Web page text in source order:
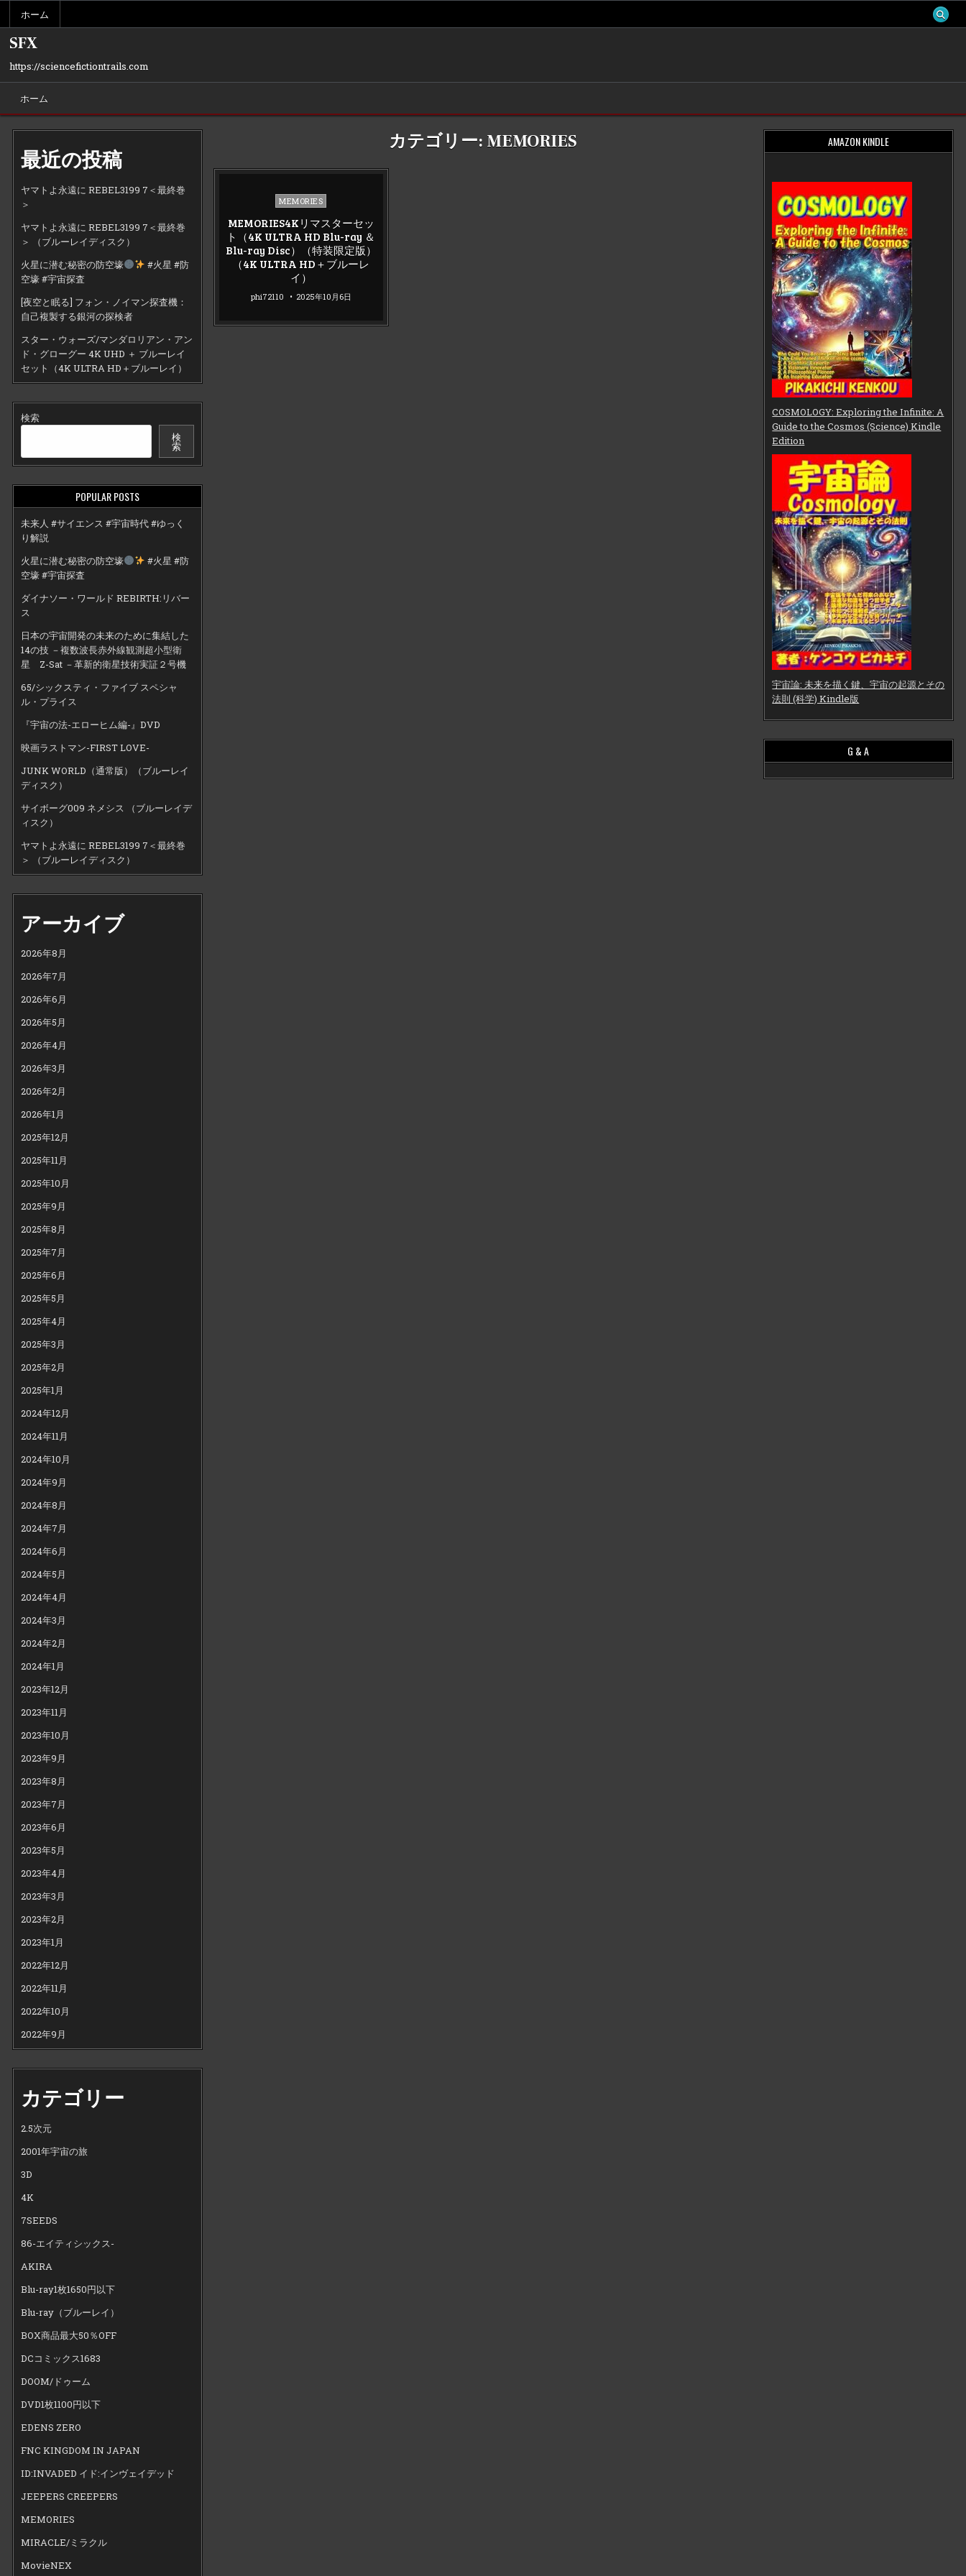
content
ホーム
SFX
https://sciencefictiontrails.com
ホーム
最近の投稿
ヤマトよ永遠に REBEL3199 7＜最終巻
＞
ヤマトよ永遠に REBEL3199 7＜最終巻
＞ （ブルーレイディスク）
火星に潜む秘密の防空壕
#火星 #防
空壕 #宇宙探査
[夜空と眠る] フォン・ノイマン探査機：
自己複製する銀河の探検者
スター・ウォーズ/マンダロリアン・アン
ド・グローグー 4K UHD ＋ ブルーレイ
セット（4K ULTRA HD＋ブルーレイ）
検索
検
索
POPULAR POSTS
未来人 #サイエンス #宇宙時代 #ゆっく
り解説
火星に潜む秘密の防空壕
#火星 #防
空壕 #宇宙探査
ダイナソー・ワールド REBIRTH:リバー
ス
日本の宇宙開発の未来のために集結した
14の技 －複数波長赤外線観測超小型衛
星 Z-Sat －革新的衛星技術実証２号機
65/シックスティ・ファイブ スペシャ
ル・プライス
『宇宙の法-エローヒム編-』DVD
映画ラストマン-FIRST LOVE-
JUNK WORLD（通常版）（ブルーレイ
ディスク）
サイボーグ009 ネメシス （ブルーレイデ
ィスク）
ヤマトよ永遠に REBEL3199 7＜最終巻
＞ （ブルーレイディスク）
アーカイブ
2026年8月
2026年7月
2026年6月
2026年5月
2026年4月
2026年3月
2026年2月
2026年1月
2025年12月
2025年11月
2025年10月
2025年9月
2025年8月
2025年7月
2025年6月
2025年5月
2025年4月
2025年3月
2025年2月
2025年1月
2024年12月
2024年11月
2024年10月
2024年9月
2024年8月
2024年7月
2024年6月
2024年5月
2024年4月
2024年3月
2024年2月
2024年1月
2023年12月
2023年11月
2023年10月
2023年9月
2023年8月
2023年7月
2023年6月
2023年5月
2023年4月
2023年3月
2023年2月
2023年1月
2022年12月
2022年11月
2022年10月
2022年9月
カテゴリー
2.5次元
2001年宇宙の旅
3D
4K
7SEEDS
86-エイティシックス-
AKIRA
Blu-ray1枚1650円以下
Blu-ray（ブルーレイ）
BOX商品最大50％OFF
DCコミックス1683
DOOM/ドゥーム
DVD1枚1100円以下
EDENS ZERO
FNC KINGDOM IN JAPAN
ID:INVADED イド:インヴェイデッド
JEEPERS CREEPERS
MEMORIES
MIRACLE/ミラクル
MovieNEX
カテゴリー: MEMORIES
Posted
MEMORIES
MEMORIES4Kリマスターセッ
ト（4K ULTRA HD Blu-ray ＆
Blu-ray Disc）（特装限定版）
（4K ULTRA HD＋ブルーレ
イ）
phi72110 2025年10月6日
AMAZON KINDLE
COSMOLOGY: Exploring the Infinite: A
Guide to the Cosmos (Science) Kindle
Edition
宇宙論: 未来を描く鍵、宇宙の起源とその
法則 (科学) Kindle版
G & A